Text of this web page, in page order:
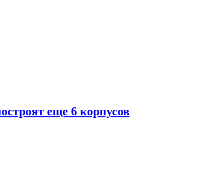
еще 6 корпусов